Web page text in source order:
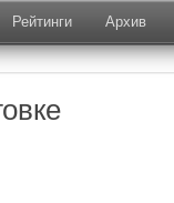
Рейтинги Архив